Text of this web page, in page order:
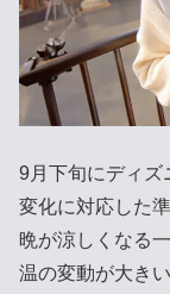
9月下旬にディズ
変化に対応した
晩が涼しくなる
温の変動が大き